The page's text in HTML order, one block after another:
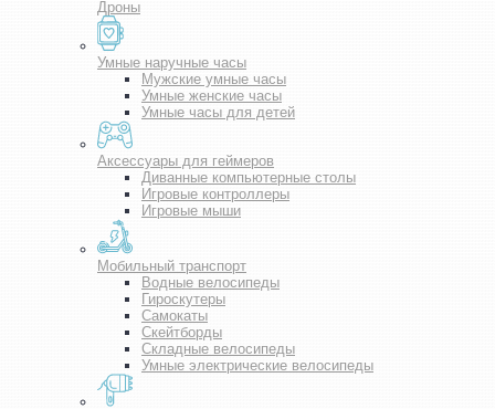
Дроны
Умные наручные часы
Мужские умные часы
Умные женские часы
Умные часы для детей
Аксессуары для геймеров
Диванные компьютерные столы
Игровые контроллеры
Игровые мыши
Мобильный транспорт
Водные велосипеды
Гироскутеры
Самокаты
Скейтборды
Складные велосипеды
Умные электрические велосипеды